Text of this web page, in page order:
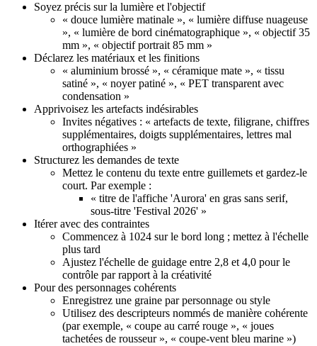
Soyez précis sur la lumière et l'objectif
« douce lumière matinale », « lumière diffuse nuageuse
», « lumière de bord cinématographique », « objectif 35
mm », « objectif portrait 85 mm »
Déclarez les matériaux et les finitions
« aluminium brossé », « céramique mate », « tissu
satiné », « noyer patiné », « PET transparent avec
condensation »
Apprivoisez les artefacts indésirables
Invites négatives : « artefacts de texte, filigrane, chiffres
supplémentaires, doigts supplémentaires, lettres mal
orthographiées »
Structurez les demandes de texte
Mettez le contenu du texte entre guillemets et gardez-le
court. Par exemple :
« titre de l'affiche 'Aurora' en gras sans serif,
sous-titre 'Festival 2026' »
Itérer avec des contraintes
Commencez à 1024 sur le bord long ; mettez à l'échelle
plus tard
Ajustez l'échelle de guidage entre 2,8 et 4,0 pour le
contrôle par rapport à la créativité
Pour des personnages cohérents
Enregistrez une graine par personnage ou style
Utilisez des descripteurs nommés de manière cohérente
(par exemple, « coupe au carré rouge », « joues
tachetées de rousseur », « coupe-vent bleu marine »)